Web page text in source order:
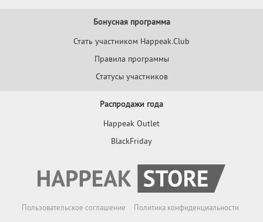
Бонусная программа
Стать участником Happeak.Club
Правила программы
Статусы участников
Распродажи года
Happeak Outlet
BlackFriday
Пользовательское соглашение Политика конфиденциальности